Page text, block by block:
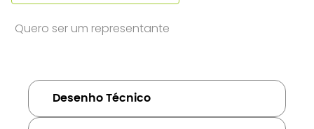
Quero ser um representante
Desenho Técnico